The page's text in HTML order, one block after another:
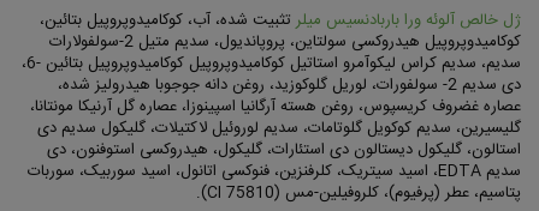
ژل خالص آلوئه ورا باربادنسیس میلر تثبیت شده، آب، کوکامیدوپروپیل بتائین،
کوکامیدوپروپیل هیدروکسی سولتاین، پروپاندیول، سدیم متیل 2-سولفولارات
سدیم، سدیم کراس لیکوآمرو استاتیل کوکامیدوپروپیل کوکامیدوپروپیل بتائین -6،
دی سدیم 2- سولفورات، لوریل گلوکوزید، روغن دانه جوجوبا هیدرولیز شده،
عصاره غضروف کریسپوس، روغن هسته آرگانیا اسپینوزا، عصاره گل آرنیکا مونتانا،
گلیسیرین، سدیم کوکویل گلوتامات، سدیم لوروئیل لاکتیلات، گلیکول سدیم دی
استالون، گلیکول دیستالون دی استئارات، گلیکول، هیدروکسی استوفنون، دی
سدیم EDTA، اسید سیتریک، کلرفنزین، فنوکسی اتانول، اسید سوربیک، سوربات
پتاسیم، عطر (پرفیوم)، کلروفیلین-مس (CI 75810).